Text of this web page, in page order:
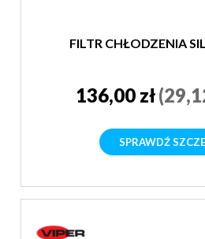
FILTR CHŁODZENIA
136,00 zł
SPRAWDŹ